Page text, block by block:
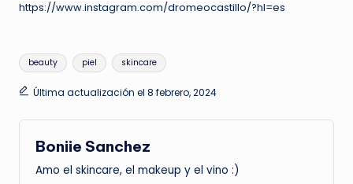
https://www.instagram.com/dromeocastillo/?hl=es
Etiquetas:
beauty piel skincare
Última actualización el 8 febrero, 2024
Boniie Sanchez
Amo el skincare, el makeup y el vino :)